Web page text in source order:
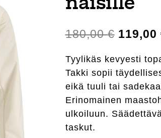
180,00€
oli:
180,00
119,00
Tyylikäs kevyesti
Takki sopii
eikä tuuli tai
Erinomainen
ulkoiluun.
taskut.